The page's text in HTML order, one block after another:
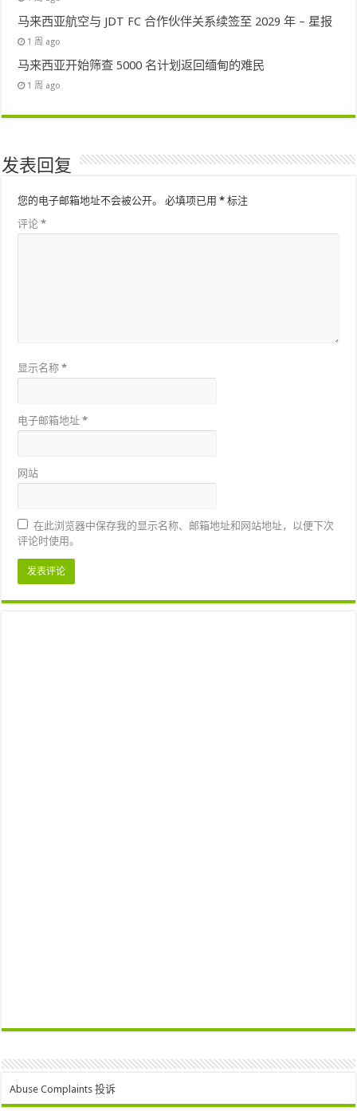
马来西亚航空与 JDT FC 合作伙伴关系续签至 2029 年 – 星报
1 周 ago
马来西亚开始筛查 5000 名计划返回缅甸的难民
1 周 ago
发表回复
您的电子邮箱地址不会被公开。 必填项已用* 标注
评论*
显示名称*
电子邮箱地址*
网站
在此浏览器中保存我的显示名称、邮箱地址和网站地址，以便下次
评论时使用。
Abuse Complaints 投诉